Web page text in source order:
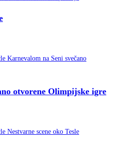
otvorene Olimpijske igre